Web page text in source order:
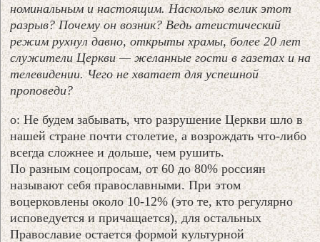
номинальным и настоящим. Насколько велик этот
разрыв? Почему он возник? Ведь атеистический
режим рухнул давно, открыты храмы, более 20 лет
служители Церкви — желанные гости в газетах и на
телевидении. Чего не хватает для успешной
проповеди?
о: Не будем забывать, что разрушение Церкви шло в
нашей стране почти столетие, а возрождать что-либо
всегда сложнее и дольше, чем рушить.
По разным соцопросам, от 60 до 80% россиян
называют себя православными. При этом
воцерковлены около 10-12% (это те, кто регулярно
исповедуется и причащается), для остальных
Православие остается формой культурной